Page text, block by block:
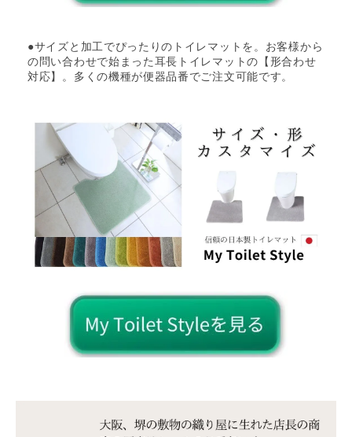
●サイズと加工でぴったりのトイレマットを。お客様から
の問い合わせで始まった耳長トイレマットの【形合わせ
対応】。多くの機種が便器品番でご注文可能です。